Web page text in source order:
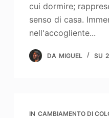
cui dormire;
senso di casa.
nell'accogliente...
DA MIGUEL SU
IN CAMBIAMENTO DI